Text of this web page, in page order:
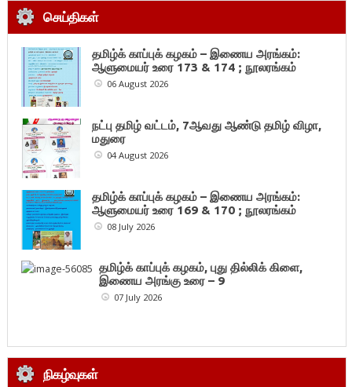
செய்திகள்
தமிழ்க் காப்புக் கழகம் – இணைய அரங்கம்:
ஆளுமையர் உரை 173 & 174 ; நூலரங்கம்
06 August 2026
நட்பு தமிழ் வட்டம், 7ஆவது ஆண்டு தமிழ் விழா,
மதுரை
04 August 2026
தமிழ்க் காப்புக் கழகம் – இணைய அரங்கம்:
ஆளுமையர் உரை 169 & 170 ; நூலரங்கம்
08 July 2026
தமிழ்க் காப்புக் கழகம், புது தில்லிக் கிளை,
இணைய அரங்கு உரை – 9
07 July 2026
நிகழ்வுகள்